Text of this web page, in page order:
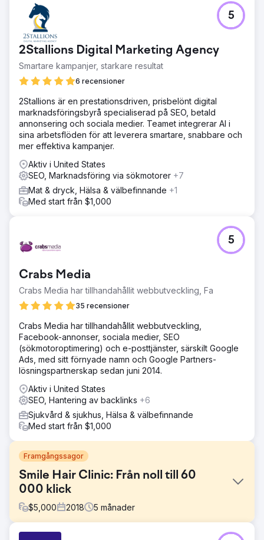
2Stallions Digital Marketing Agency
Smartare kampanjer, starkare resultat
6 recensioner
5
2Stallions är en prestationsdriven, prisbelönt digital
marknadsföringsbyrå specialiserad på SEO, betald
annonsering och sociala medier. Teamet integrerar AI i
sina arbetsflöden för att leverera smartare, snabbare och
mer effektiva kampanjer.
Aktiv i United States
SEO, Marknadsföring via sökmotorer +7
Mat & dryck, Hälsa & välbefinnande +1
Med start från $1,000
Crabs Media
Crabs Media har tillhandahållit webbutveckling, Fa
35 recensioner
5
Crabs Media har tillhandahållit webbutveckling,
Facebook-annonser, sociala medier, SEO
(sökmotoroptimering) och e-posttjänster, särskilt Google
Ads, med sitt förnyade namn och Google Partners-
lösningspartnerskap sedan juni 2014.
Aktiv i United States
SEO, Hantering av backlinks +6
Sjukvård & sjukhus, Hälsa & välbefinnande
Med start från $1,000
Framgångssagor
Smile Hair Clinic: Från noll till 60
000 klick
$5,000 2018 5 månader